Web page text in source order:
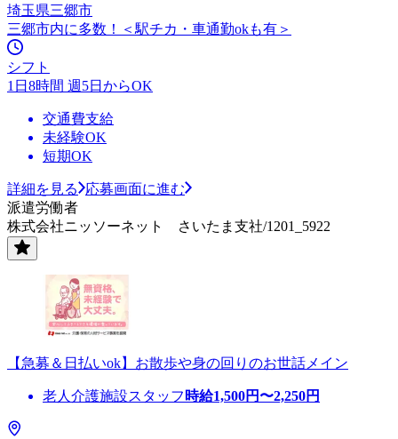
埼玉県三郷市
三郷市内に多数！＜駅チカ・車通勤okも有＞
シフト
1日8時間 週5日からOK
交通費支給
未経験OK
短期OK
詳細を見る
応募画面に進む
派遣労働者
株式会社ニッソーネット さいたま支社/1201_5922
【急募＆日払いok】お散歩や身の回りのお世話メイン
老人介護施設スタッフ 時給1,500円〜2,250円